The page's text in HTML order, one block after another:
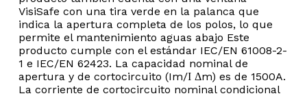
VisiSafe con una tira verde en la palanca que
indica la apertura completa de los polos, lo que
permite el mantenimiento aguas abajo Este
producto cumple con el estándar IEC/EN 61008-2-
1 e IEC/EN 62423. La capacidad nominal de
apertura y de cortocircuito (Im/Ι Δm) es de 1500A.
La corriente de cortocircuito nominal condicional